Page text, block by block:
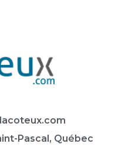
Pascal, Québec